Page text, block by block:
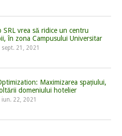
SRL vrea să ridice un centru
în zona Campusului Universitar
sept. 21, 2021
Maximizarea spațiului,
domeniului hotelier
iun. 22, 2021